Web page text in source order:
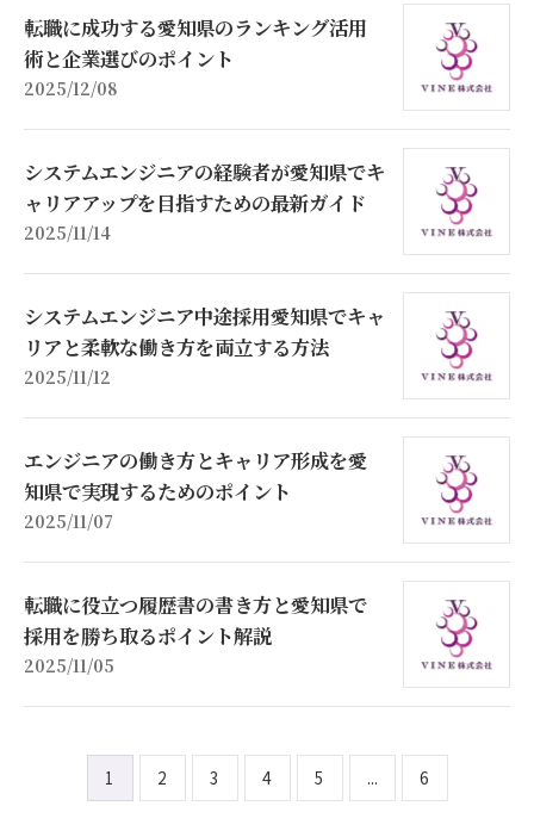
転職に成功する愛知県のランキング活用
術と企業選びのポイント
2025/12/08
システムエンジニアの経験者が愛知県でキ
ャリアアップを目指すための最新ガイド
2025/11/14
システムエンジニア中途採用愛知県でキャ
リアと柔軟な働き方を両立する方法
2025/11/12
エンジニアの働き方とキャリア形成を愛
知県で実現するためのポイント
2025/11/07
転職に役立つ履歴書の書き方と愛知県で
採用を勝ち取るポイント解説
2025/11/05
1 2 3 4 5 ... 6